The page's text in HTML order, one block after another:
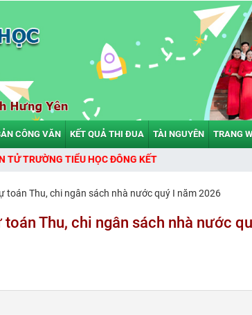
CÔNG VĂN KẾT QUẢ THI ĐUA TÀI NGUYÊN TRANG
TIỂU HỌC ĐÔNG KẾT
toán Thu, chi ngân sách nhà nước quý I năm 2026
Thu, chi ngân sách nhà nước